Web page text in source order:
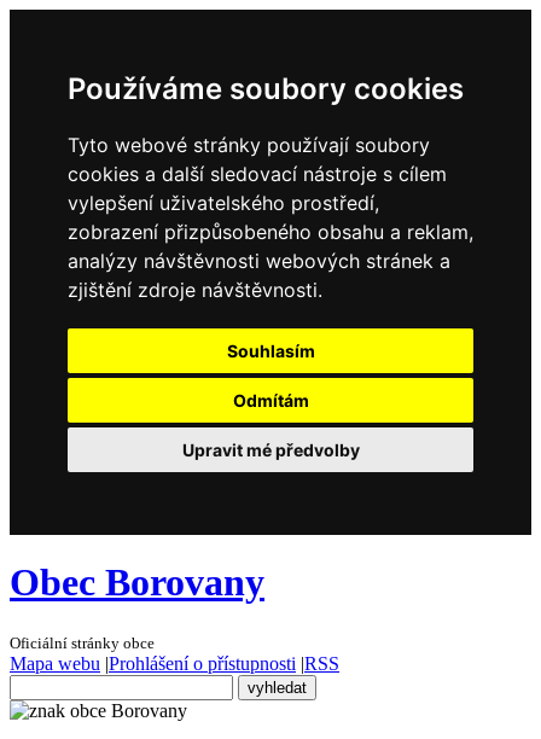
Používáme soubory cookies
Tyto webové stránky používají soubory
cookies a další sledovací nástroje s cílem
vylepšení uživatelského prostředí,
zobrazení přizpůsobeného obsahu a reklam,
analýzy návštěvnosti webových stránek a
zjištění zdroje návštěvnosti.
Souhlasím
Odmítám
Upravit mé předvolby
Obec Borovany
Oficiální stránky obce
Mapa webu |Prohlášení o přístupnosti |RSS